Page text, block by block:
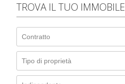
TROVA IL TUO IMMOBILE